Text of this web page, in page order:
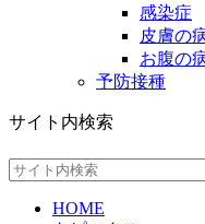
感染症
皮膚の
お腹の
予防接種
サイト内検索
HOME